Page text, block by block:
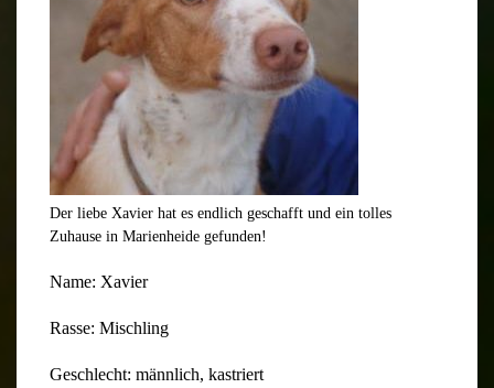
Der liebe Xavier hat es endlich geschafft und ein tolles
Zuhause in Marienheide gefunden!
Name: Xavier
Rasse: Mischling
Geschlecht: männlich, kastriert